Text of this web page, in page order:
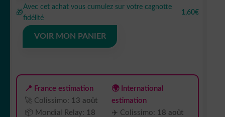
Mug
céramique
blanche
ml
oz)
avec
🎁
Avec cet achat vous cumulez sur votre cagnotte
fidélité
1,60€
VOIR MON PANIER
📍 France estimation
🚀 Colissimo: 13 août
📦 Mondial Relay: 18
🌍 International
estimation
✈️ Colissimo: 18 août